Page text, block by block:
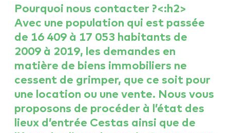
Pourquoi nous contacter ?<:h2>
Avec une population qui est passée
de 16 409 à 17 053 habitants de
2009 à 2019, les demandes en
matière de biens immobiliers ne
cessent de grimper, que ce soit pour
une location ou une vente. Nous vous
proposons de procéder à l’état des
lieux d’entrée Cestas ainsi que de